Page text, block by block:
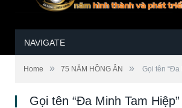
NAVIGATE
Home » 75 NĂM HỒNG ÂN » Gọi tên “Đa
Gọi tên “Đa Minh Tam Hiệp”